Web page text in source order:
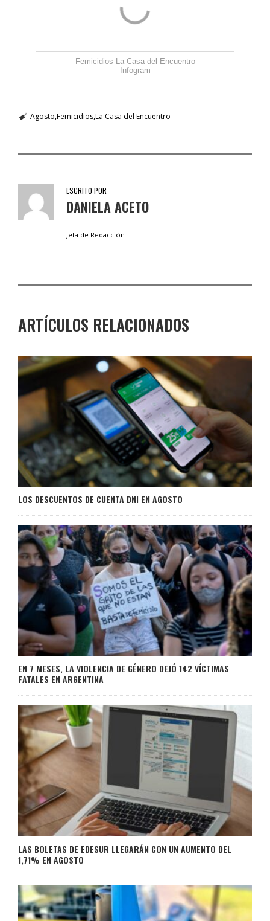
Femicidios La Casa del Encuentro
Infogram
Agosto FemicidiosLa Casa del Encuentro
ESCRITO POR
DANIELA ACETO
Jefa de Redacción
ARTÍCULOS RELACIONADOS
LOS DESCUENTOS DE CUENTA DNI EN AGOSTO
EN 7 MESES, LA VIOLENCIA DE GÉNERO DEJÓ 142 VÍCTIMAS
FATALES EN ARGENTINA
LAS BOLETAS DE EDESUR LLEGARÁN CON UN AUMENTO DEL
1,71% EN AGOSTO